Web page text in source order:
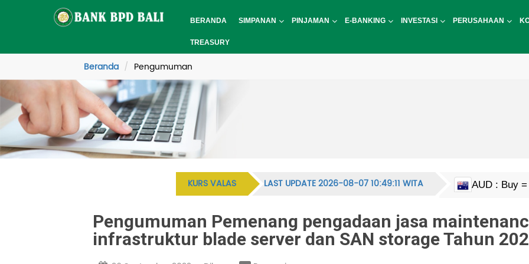
BERANDA SIMPANAN PINJAMAN E-BANKING INVESTASI PERUSAHAAN
TREASURY
Beranda Pengumuman
KURS VALAS LAST UPDATE 2026-08-07 10:49:11 WITA
AUD : Buy
Pengumuman Pemenang pengadaan jasa
infrastruktur blade server dan SAN storage Tahun